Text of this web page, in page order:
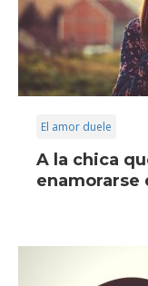
El amor duele
A la chica
enamorarse